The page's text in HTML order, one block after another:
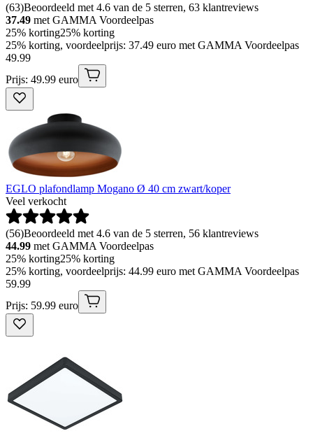
(63)Beoordeeld met 4.6 van de 5 sterren, 63 klantreviews
37.49 met GAMMA Voordeelpas
25% korting25% korting
25% korting, voordeelprijs: 37.49 euro met GAMMA Voordeelpas
49.99
Prijs: 49.99 euro
EGLO plafondlamp Mogano Ø 40 cm zwart/koper
Veel verkocht
(56)Beoordeeld met 4.6 van de 5 sterren, 56 klantreviews
44.99 met GAMMA Voordeelpas
25% korting25% korting
25% korting, voordeelprijs: 44.99 euro met GAMMA Voordeelpas
59.99
Prijs: 59.99 euro